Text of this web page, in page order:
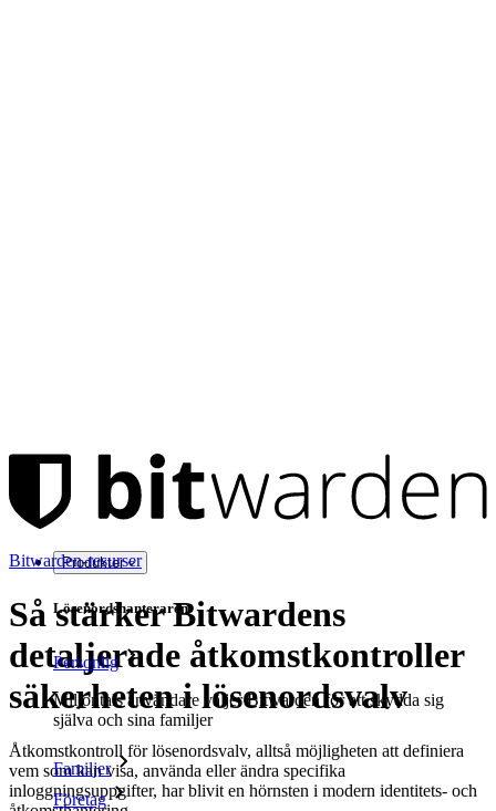
Produkter
Lösenordshanteraren
Personlig
Miljontals användare väljer Bitwarden för att skydda sig
själva och sina familjer
Familjer
Företag
Bitwarden-resurser
Så stärker Bitwardens
detaljerade åtkomstkontroller
säkerheten i lösenordsvalv
Åtkomstkontroll för lösenordsvalv, alltså möjligheten att definiera
vem som kan visa, använda eller ändra specifika
inloggningsuppgifter, har blivit en hörnsten i modern identitets- och